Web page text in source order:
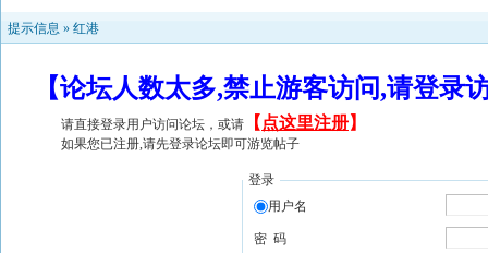
提示信息 » 红港
【论坛人数太多,禁止游客访问,请登
请直接登录用户访问论坛，或请 【 点这里注册】
如果您已注册,请先登录论坛即可游览帖子
登录
用户名
密 码